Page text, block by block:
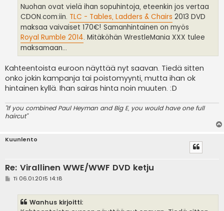
Nuohan ovat vielä ihan sopuhintoja, eteenkin jos vertaa
CDON.com:iin. TLC - Tables, Ladders & Chairs 2013 DVD
maksaa vaivaiset 170€! Samanhintainen on myös
Royal Rumble 2014. Mitäköhän WrestleMania XXX tulee
maksamaan...
Kahteentoista euroon näyttää nyt saavan. Tiedä sitten
onko jokin kampanja tai poistomyynti, mutta ihan ok
hintainen kyllä. Ihan sairas hinta noin muuten. :D
"If you combined Paul Heyman and Big E, you would have one full
haircut"
Kuunlento
Re: Virallinen WWE/WWF DVD ketju
VTi 06.01.2015 14:18
Wanhus kirjoitti: